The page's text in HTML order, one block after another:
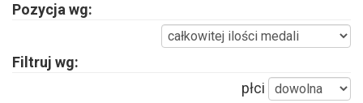
Pozycja wg:
Filtruj wg:
płci